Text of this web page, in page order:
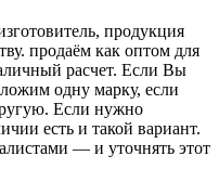
продукция
продаём как оптом для
расчет. Если Вы
одну марку, если
Если нужно
есть и такой вариант.
— и уточнять этот